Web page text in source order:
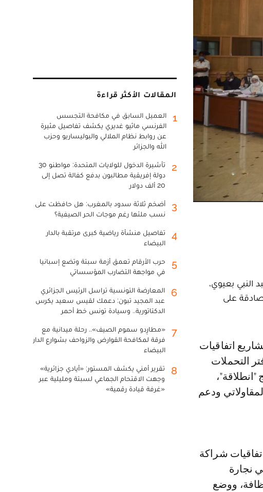
رئيس المجلس، عبد النبي بعيوي،
على
التحملات
ودعم
شراكة
نجارة
ووضع
المقالات الأكثر قراءة
1
العميل السابق في مكافحة التجسس
الفرنسي ماثيو غديري يكشف تفاصيل مثيرة
عن روابط نظام الملالي والبوليساريو وحزب
الله والجزائر
2
تأشيرة الدخول للولايات المتحدة: مواطنو 30
دولة إفريقية مطالبون بدفع كفالة تصل إلى
20 ألف دولار
3
أضخم ثلاثة سدود بالمغرب: هل حافظت على
نسب ملئها رغم موجات الحر الصيفية؟
4
تفاصيل منشأة رياضية كبرى مرتقبة بالدار
البيضاء
5
حرب الأرقام تعمق أزمة سبتة وتضع إسبانيا
في مواجهة التضارب المؤسساتي
6
المعارضة التونسية تراسل الرئيس الجزائري
عبد المجيد تبون: دعمك لقيس سعيد يكرس
الدكتاتورية.. وسيادة تونس خط أحمر
7
«مطارِدو سموم الصيف».. رحلة ميدانية مع
فرقة لمكافحة القوارض والزواحف بشوارع الدار
البيضاء
8
تقرير أمني يكشف المستور: «أيادي جزائرية»
وجهت الاقتحام الجماعي لسبتة ومليلية عبر
«غرفة قيادة رقمية»